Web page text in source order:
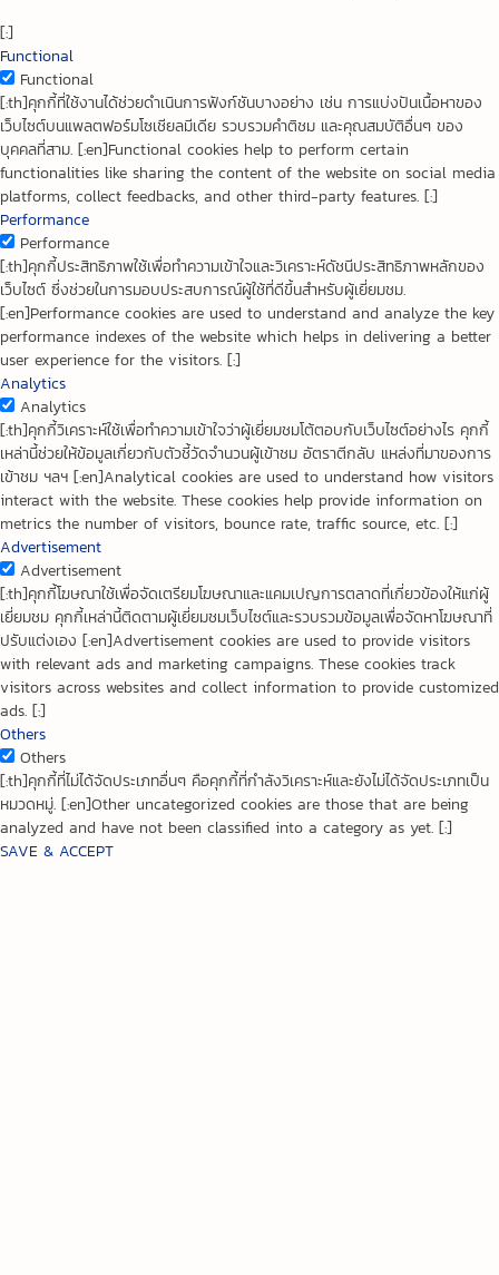
[:]
Functional
Functional
[:th]คุกกี้ที่ใช้งานได้ช่วยดำเนินการฟังก์ชันบางอย่าง เช่น การแบ่งปันเนื้อหาของ
เว็บไซต์บนแพลตฟอร์มโซเชียลมีเดีย รวบรวมคำติชม และคุณสมบัติอื่นๆ ของ
บุคคลที่สาม. [:en]Functional cookies help to perform certain
functionalities like sharing the content of the website on social media
platforms, collect feedbacks, and other third-party features. [:]
Performance
Performance
[:th]คุกกี้ประสิทธิภาพใช้เพื่อทำความเข้าใจและวิเคราะห์ดัชนีประสิทธิภาพหลักของ
เว็บไซต์ ซึ่งช่วยในการมอบประสบการณ์ผู้ใช้ที่ดีขึ้นสำหรับผู้เยี่ยมชม.
[:en]Performance cookies are used to understand and analyze the key
performance indexes of the website which helps in delivering a better
user experience for the visitors. [:]
Analytics
Analytics
[:th]คุกกี้วิเคราะห์ใช้เพื่อทำความเข้าใจว่าผู้เยี่ยมชมโต้ตอบกับเว็บไซต์อย่างไร คุกกี้
เหล่านี้ช่วยให้ข้อมูลเกี่ยวกับตัวชี้วัดจำนวนผู้เข้าชม อัตราตีกลับ แหล่งที่มาของการ
เข้าชม ฯลฯ [:en]Analytical cookies are used to understand how visitors
interact with the website. These cookies help provide information on
metrics the number of visitors, bounce rate, traffic source, etc. [:]
Advertisement
Advertisement
[:th]คุกกี้โฆษณาใช้เพื่อจัดเตรียมโฆษณาและแคมเปญการตลาดที่เกี่ยวข้องให้แก่ผู้
เยี่ยมชม คุกกี้เหล่านี้ติดตามผู้เยี่ยมชมเว็บไซต์และรวบรวมข้อมูลเพื่อจัดหาโฆษณาที่
ปรับแต่งเอง [:en]Advertisement cookies are used to provide visitors
with relevant ads and marketing campaigns. These cookies track
visitors across websites and collect information to provide customized
ads. [:]
Others
Others
[:th]คุกกี้ที่ไม่ได้จัดประเภทอื่นๆ คือคุกกี้ที่กำลังวิเคราะห์และยังไม่ได้จัดประเภทเป็น
หมวดหมู่. [:en]Other uncategorized cookies are those that are being
analyzed and have not been classified into a category as yet. [:]
SAVE & ACCEPT